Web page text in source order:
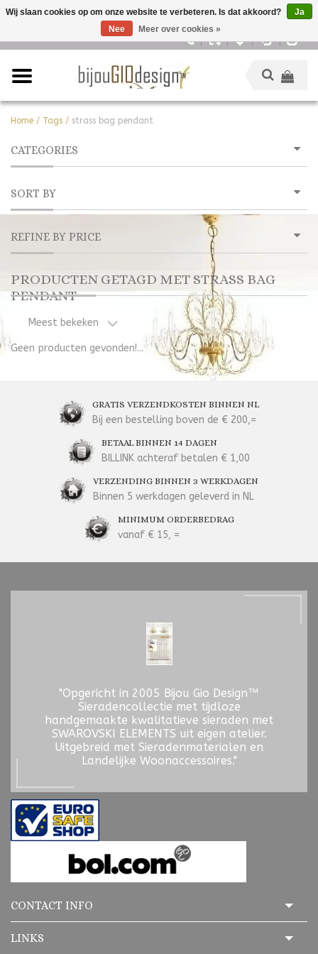
Home / Tags / strass bag pendant
CATEGORIES
SORT BY
REFINE BY PRICE
PRODUCTEN GETAGD MET STRASS BAG
PENDANT
Meest bekeken
Geen producten gevonden!...
GRATIS VERZENDKOSTEN BINNEN NL
Bij een bestelling boven de € 200,=
BETAAL BINNEN 14 DAGEN
BILLINK achteraf betalen € 1,00
VERZENDING BINNEN 3 WERKDAGEN
Binnen 5 werkdagen geleverd in NL
MINIMUM ORDERBEDRAG
vanaf € 15, =
"Opgericht in 2005 Bijou Gio Design™
Sieradencollectie met tijdloze
handgemaakte kwalitatieve sieraden met
SWAROVSKI ELEMENTS uit eigen atelier.
Uitgebreid met Sieradenmaterialen en
Landelijke Woonaccessoires."
CONTACT INFO
LINKS
Wij slaan cookies op om onze website te verbeteren. Is dat akkoord?
Ja
Nee
Meer over cookies »